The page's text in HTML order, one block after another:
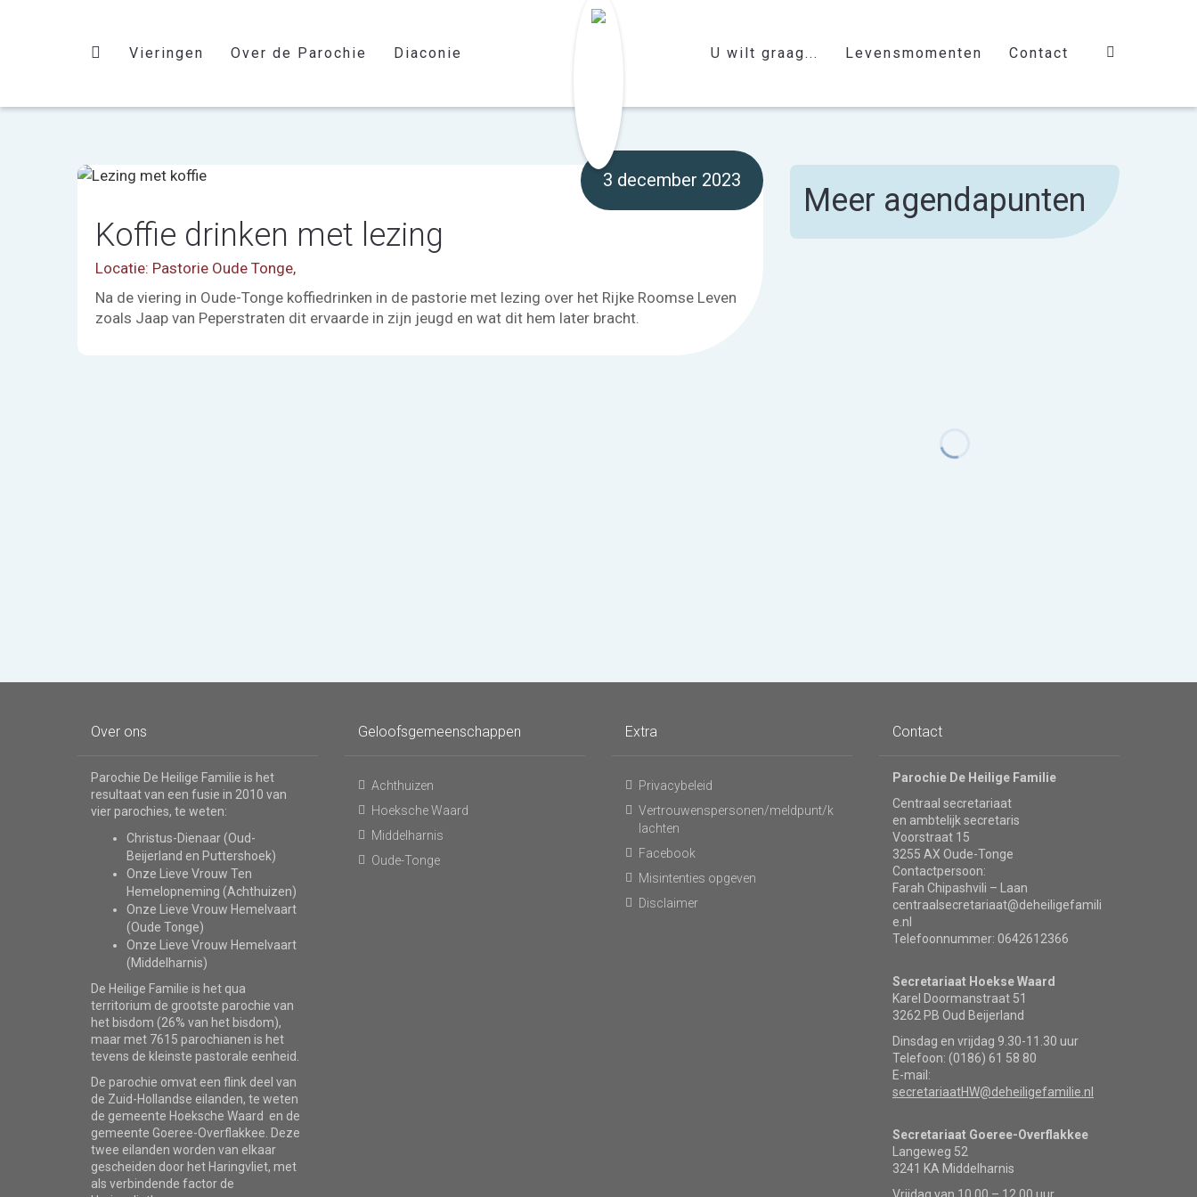
Vieringen Over de Parochie Diaconie U wilt graag... Levensmomenten Contact
3 december 2023
Koffie drinken met lezing
Locatie: Pastorie Oude Tonge,
Na de viering in Oude-Tonge koffiedrinken in de pastorie met lezing over het Rijke Roomse Leven
zoals Jaap van Peperstraten dit ervaarde in zijn jeugd en wat dit hem later bracht.
Meer agendapunten
Over ons
Parochie De Heilige Familie is het
resultaat van een fusie in 2010 van
vier parochies, te weten:
Christus-Dienaar (Oud-
Beijerland en Puttershoek)
Onze Lieve Vrouw Ten
Hemelopneming (Achthuizen)
Onze Lieve Vrouw Hemelvaart
(Oude Tonge)
Onze Lieve Vrouw Hemelvaart
(Middelharnis)
De Heilige Familie is het qua
territorium de grootste parochie van
het bisdom (26% van het bisdom),
maar met 7615 parochianen is het
tevens de kleinste pastorale eenheid.
De parochie omvat een flink deel van
de Zuid-Hollandse eilanden, te weten
de gemeente Hoeksche Waard en de
gemeente Goeree-Overflakkee. Deze
twee eilanden worden van elkaar
gescheiden door het Haringvliet, met
als verbindende factor de
Geloofsgemeenschappen
Achthuizen
Hoeksche Waard
Middelharnis
Oude-Tonge
Extra
Privacybeleid
Vertrouwenspersonen/meldpunt/k
lachten
Facebook
Misintenties opgeven
Disclaimer
Contact
Parochie De Heilige Familie
Centraal secretariaat
en ambtelijk secretaris
Voorstraat 15
3255 AX Oude-Tonge
Contactpersoon:
Farah Chipashvili – Laan
centraalsecretariaat@deheiligefamili
e.nl
Telefoonnummer: 0642612366
Secretariaat Hoekse Waard
Karel Doormanstraat 51
3262 PB Oud Beijerland
Dinsdag en vrijdag 9.30-11.30 uur
Telefoon: (0186) 61 58 80
E-mail:
secretariaatHW@deheiligefamilie.nl
Secretariaat Goeree-Overflakkee
Langeweg 52
3241 KA Middelharnis